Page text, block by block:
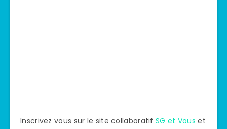
Inscrivez vous sur le site collaboratifSG et Vous et